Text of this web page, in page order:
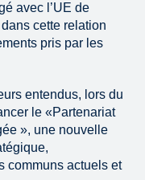
avec l’UE de
cette relation
pris par les
entendus, lors du
le «Partenariat
», une nouvelle
communs actuels et